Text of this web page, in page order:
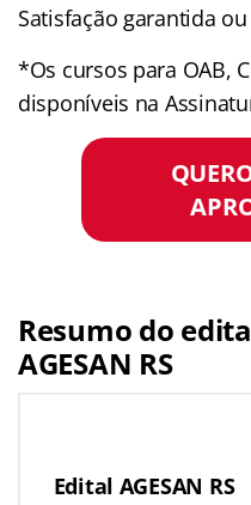
Satisfação garantida
*Os cursos para OAB,
disponíveis na
Resumo do
AGESAN RS
Edital AGESAN RS